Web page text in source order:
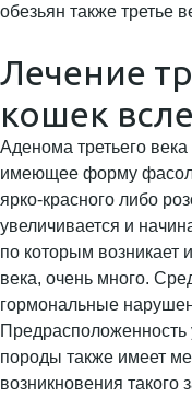
обезьян также третье
Лечение
кошек
Аденома третьего
имеющее форму
ярко-красного либо
увеличивается и
по которым возникает
века, очень много.
гормональные
Предрасположенность
породы также имеет
возникновения такого